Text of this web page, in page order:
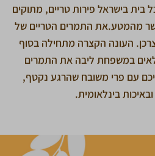
בית בישראל פירות טריים, מתוקים
מהמטע.את התמרים הטריים של
העונה הקצרה מתחילה בסוף
במשפחת ליבה את התמרים
עם פרי משובח שהרגע נקטף,
בינלאומית.